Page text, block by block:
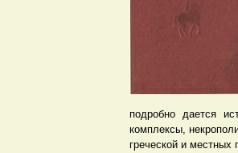
подробно дается
комплексы,
греческой и местных